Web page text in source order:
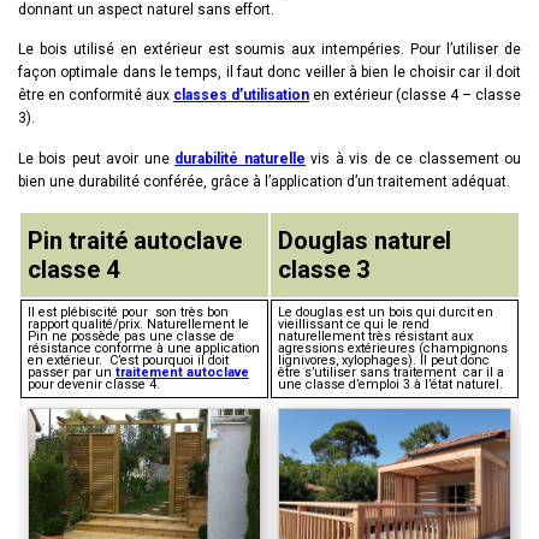
donnant un aspect naturel sans effort.
Le bois utilisé en extérieur est soumis aux intempéries. Pour l’utiliser de
façon optimale dans le temps, il faut donc veiller à bien le choisir car il doit
être en conformité aux classes d’utilisation en extérieur (classe 4 – classe
3).
Le bois peut avoir une durabilité naturelle vis à vis de ce classement ou
bien une durabilité conférée, grâce à l’application d’un traitement adéquat.
Pin traité autoclave
classe 4
Douglas naturel
classe 3
Il est plébiscité pour son très bon
rapport qualité/prix. Naturellement le
Pin ne possède pas une classe de
résistance conforme à une application
en extérieur. C’est pourquoi il doit
passer par un traitement autoclave
pour devenir classe 4.
Le douglas est un bois qui durcit en
vieillissant ce qui le rend
naturellement très résistant aux
agressions extérieures (champignons
lignivores, xylophages). Il peut donc
être s’utiliser sans traitement car il a
une classe d’emploi 3 à l’état naturel.